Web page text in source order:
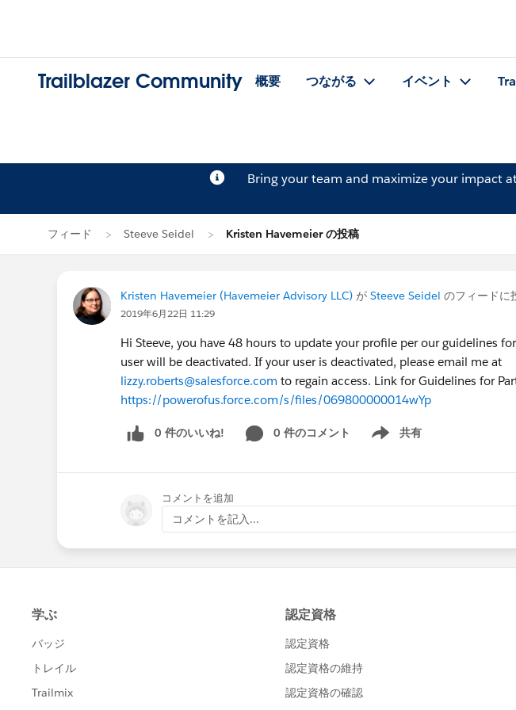
Trailblazer Community 概要 つながる イベント
Bring your team and maximize your impact
フィード Steeve Seidel Kristen Havemeier の投稿
Kristen Havemeier (Havemeier Advisory LLC) が Steeve Seidel のフィードに
2019年6月22日 11:29
Hi Steeve, you have 48 hours to update your profile per our guidelines
user will be deactivated. If your user is deactivated, please email me at
lizzy.roberts@salesforce.com to regain access. Link for Guidelines for
https://powerofus.force.com/s/files/069800000014wYp
0 件のいいね! 0 件のコメント 共有
Show menu
コメントを追加
コメントを記入...